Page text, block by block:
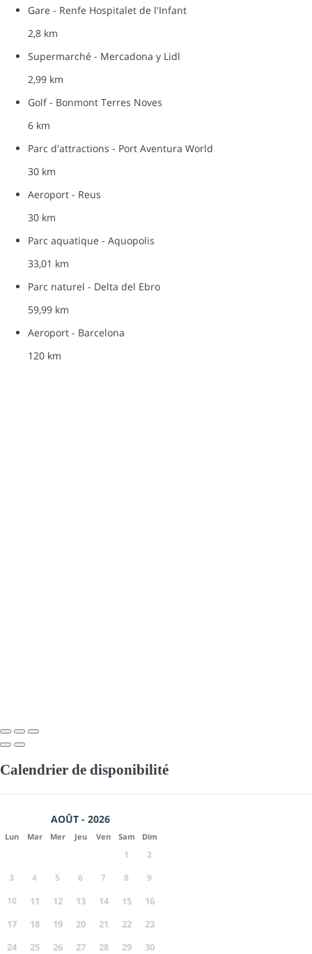
Gare - Renfe Hospitalet de l'Infant
2,8 km
Supermarché - Mercadona y Lidl
2,99 km
Golf - Bonmont Terres Noves
6 km
Parc d'attractions - Port Aventura World
30 km
Aeroport - Reus
30 km
Parc aquatique - Aquopolis
33,01 km
Parc naturel - Delta del Ebro
59,99 km
Aeroport - Barcelona
120 km
Calendrier de disponibilité
AOÛT - 2026
Lun Mar Mer Jeu Ven Sam Dim
1
2
3
4 5 6 7 8
9
10
11 12 13 14 15
16
17
18 19 20 21 22
23
24
25 26 27 28 29
30